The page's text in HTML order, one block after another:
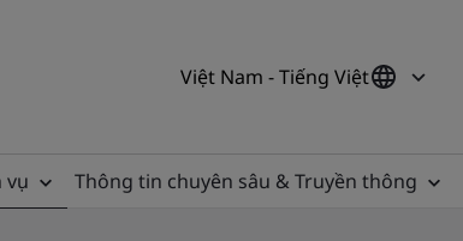
Việt Nam - Tiếng Việt
vụ Thông tin chuyên sâu & Truyền thông